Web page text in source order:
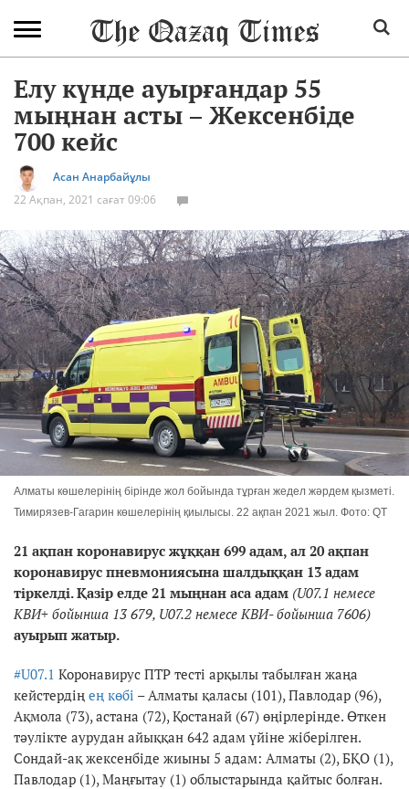
Елу күнде ауырғандар 55
мыңнан асты – Жексенбіде
700 кейс
Асан Анарбайұлы
22 Ақпан, 2021 сағат 09:06
Алматы көшелерінің бірінде жол бойында тұрған жедел жәрдем қызметі.
Тимирязев-Гагарин көшелерінің қиылысы. 22 ақпан 2021 жыл. Фото: QT
21 ақпан коронавирус жұққан 699 адам, ал 20 ақпан
коронавирус пневмониясына шалдыққан 13 адам
тіркелді. Қазір елде 21 мыңнан асаадам (U07.1 немесе
КВИ+ бойынша 13 679, U07.2 немесе КВИ- бойынша 7606)
ауырып жатыр.
#U07.1 Коронавирус ПТР тесті арқылы табылған жаңа
кейстердің ең көбі – Алматы қаласы (101), Павлодар (96),
Ақмола (73), астана (72), Қостанай (67) өңірлерінде. Өткен
тәулікте аурудан айыққан 642 адам үйіне жіберілген.
Сондай-ақ жексенбіде жиыны 5 адам: Алматы (2), БҚО (1),
Павлодар (1), Маңғытау (1) облыстарында қайтыс болған.